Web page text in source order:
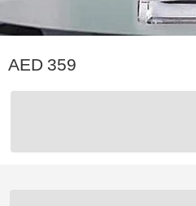
359